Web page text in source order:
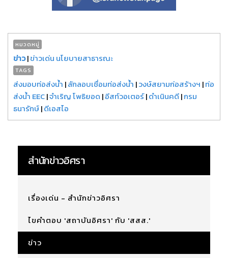
หมวดหมู่
ข่าว|ข่าวเด่น นโยบายสาธารณะ
TAGS
ส่งมอบท่อส่งน้ำ |ลักลอบเชื่อมท่อส่งน้ำ |วงษ์สยามก่อสร้างฯ |ท่อ
ส่งน้ำ EEC|จำเริญ โพธิยอด |อีสท์วอเตอร์|ดำเนินคดี|กรม
ธนารักษ์|ดีเอสไอ
สำนักข่าวอิศรา
เรื่องเด่น - สำนักข่าวอิศรา
ไขคำตอบ 'สถาบันอิศรา' กับ 'สสส.'
ข่าว